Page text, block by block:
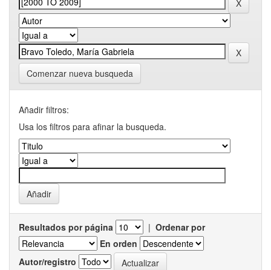
Comenzar nueva busqueda
Añadir filtros:
Usa los filtros para afinar la busqueda.
Resultados por página | Ordenar por
En orden
Autor/registro